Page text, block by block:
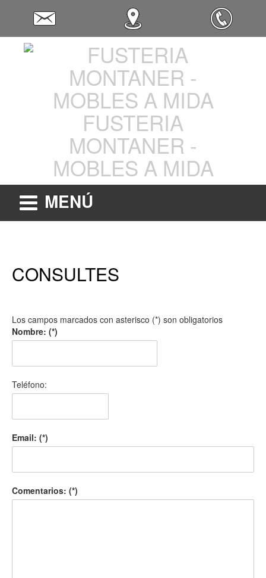
FUSTERIA
MONTANER -
MOBLES A MIDA
MENÚ
CONSULTES
Los campos marcados con asterisco (*) son obligatorios
Nombre: (*)
Teléfono:
Email: (*)
Comentarios: (*)